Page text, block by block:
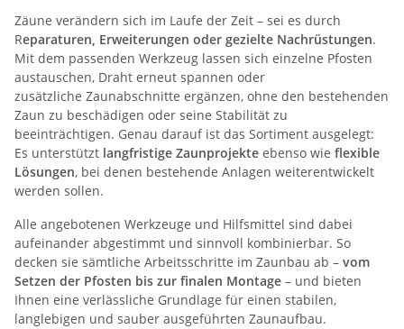
Zäune verändern sich im Laufe der Zeit – sei es durch
Reparaturen, Erweiterungen oder gezielte Nachrüstungen.
Mit dem passenden Werkzeug lassen sich einzelne Pfosten
austauschen, Draht erneut spannen oder
zusätzliche Zaunabschnitte ergänzen, ohne den bestehenden
Zaun zu beschädigen oder seine Stabilität zu
beeinträchtigen. Genau darauf ist das Sortiment ausgelegt:
Es unterstützt langfristige Zaunprojekte ebenso wie flexible
Lösungen, bei denen bestehende Anlagen weiterentwickelt
werden sollen.
Alle angebotenen Werkzeuge und Hilfsmittel sind dabei
aufeinander abgestimmt und sinnvoll kombinierbar. So
decken sie sämtliche Arbeitsschritte im Zaunbau ab – vom
Setzen der Pfosten bis zur finalen Montage – und bieten
Ihnen eine verlässliche Grundlage für einen stabilen,
langlebigen und sauber ausgeführten Zaunaufbau.